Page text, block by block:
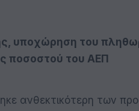
υποχώρηση του
ποσοστού του ΑΕΠ
ανθεκτικότερη των